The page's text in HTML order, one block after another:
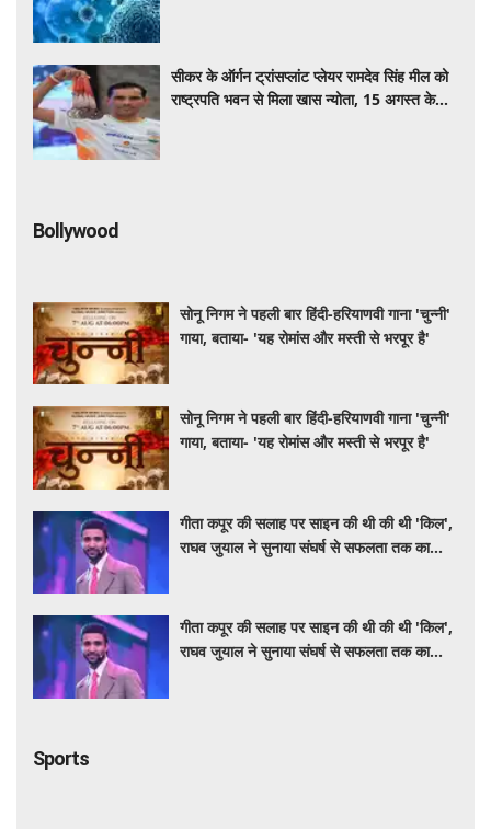
सीकर के ऑर्गन ट्रांसप्लांट प्लेयर रामदेव सिंह मील को
राष्ट्रपति भवन से मिला खास न्योता, 15 अगस्त के
Bollywood
सोनू निगम ने पहली बार हिंदी-हरियाणवी गाना 'चुन्नी'
गाया, बताया- 'यह रोमांस और मस्ती से भरपूर है'
सोनू निगम ने पहली बार हिंदी-हरियाणवी गाना 'चुन्नी'
गाया, बताया- 'यह रोमांस और मस्ती से भरपूर है'
गीता कपूर की सलाह पर साइन की थी की थी 'किल',
राघव जुयाल ने सुनाया संघर्ष से सफलता तक का
गीता कपूर की सलाह पर साइन की थी की थी 'किल',
राघव जुयाल ने सुनाया संघर्ष से सफलता तक का
Sports